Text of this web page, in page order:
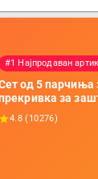
#1 Најпродаван
од 5 парчиња
за
додатоци за
батерија, за
4.8 (10276)